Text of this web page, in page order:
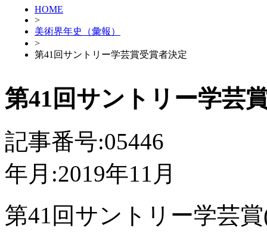
HOME
>
美術界年史（彙報）
>
第41回サントリー学芸賞受賞者決定
第41回サントリー学芸
記事番号:05446
年月:2019年11月
第41回サントリー学芸